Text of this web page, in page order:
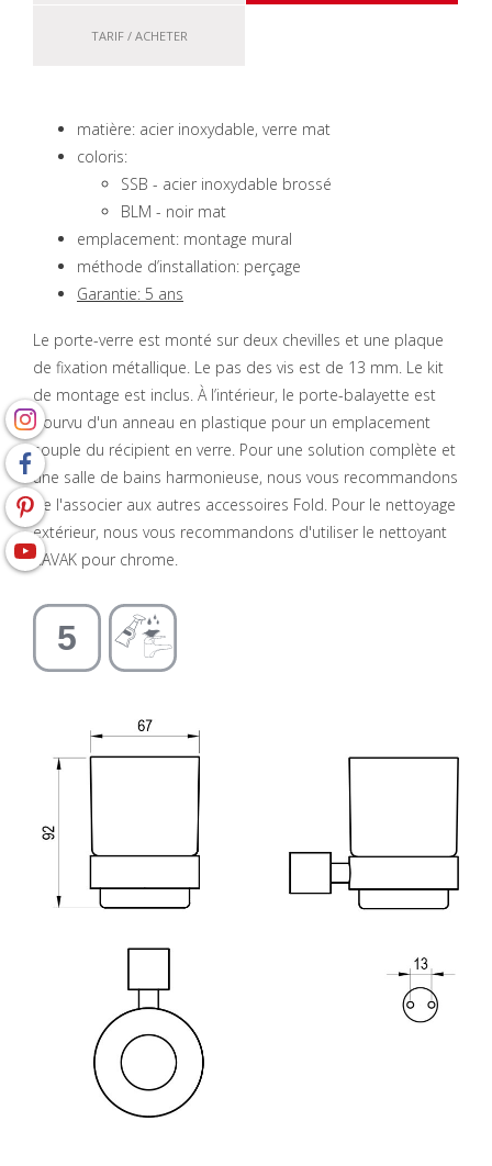
TARIF / ACHETER
matière: acier inoxydable, verre mat
coloris:
SSB - acier inoxydable brossé
BLM - noir mat
emplacement: montage mural
méthode d’installation: perçage
Garantie: 5 ans
Le porte-verre est monté sur deux chevilles et une plaque
de fixation métallique. Le pas des vis est de 13 mm. Le kit
de montage est inclus. À l’intérieur, le porte-balayette est
pourvu d'un anneau en plastique pour un emplacement
souple du récipient en verre. Pour une solution complète et
une salle de bains harmonieuse, nous vous recommandons
de l'associer aux autres accessoires Fold. Pour le nettoyage
extérieur, nous vous recommandons d'utiliser le nettoyant
RAVAK pour chrome.